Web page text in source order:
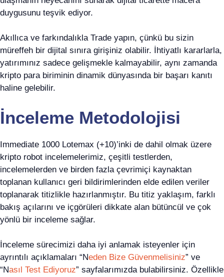
duygusunu teşvik ediyor.
Akıllıca ve farkındalıkla Trade yapın, çünkü bu sizin
müreffeh bir dijital sınıra girişiniz olabilir. İhtiyatlı kararlarla,
yatırımınız sadece gelişmekle kalmayabilir, aynı zamanda
kripto para biriminin dinamik dünyasında bir başarı kanıtı
haline gelebilir.
İnceleme Metodolojisi
Immediate 1000 Lotemax (+10)’inki de dahil olmak üzere
kripto robot incelemelerimiz, çeşitli testlerden,
incelemelerden ve birden fazla çevrimiçi kaynaktan
toplanan kullanıcı geri bildirimlerinden elde edilen veriler
toplanarak titizlikle hazırlanmıştır. Bu titiz yaklaşım, farklı
bakış açılarını ve içgörüleri dikkate alan bütüncül ve çok
yönlü bir inceleme sağlar.
İnceleme sürecimizi daha iyi anlamak isteyenler için
ayrıntılı açıklamaları “Neden Bize Güvenmelisiniz” ve
“Nasıl Test Ediyoruz” sayfalarımızda bulabilirsiniz. Özellikle